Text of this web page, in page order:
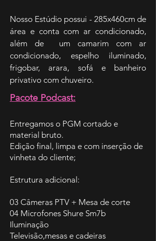
Nosso Estúdio possui - 285x460cm de
área e conta com ar condicionado,
além de um camarim com ar
condicionado, espelho iluminado,
frigobar, arara, sofá e banheiro
privativo com chuveiro.
Pacote Podcast:
Entregamos o PGM cortado e
material bruto.
Edição final, limpa e com inserção de
vinheta do cliente;
Estrutura adicional:
03 Câmeras PTV + Mesa de corte
04 Microfones Shure Sm7b
Iluminação
Televisão,mesas e cadeiras